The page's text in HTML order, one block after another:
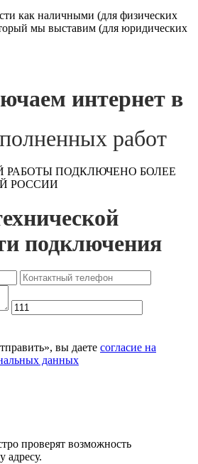
как наличными (для физических
мы выставим (для юридических
интернет в
работ
РАБОТЫ ПОДКЛЮЧЕНО БОЛЕЕ
РОССИИ
подключения
вы даете согласие на
данных
проверят возможность
адресу.